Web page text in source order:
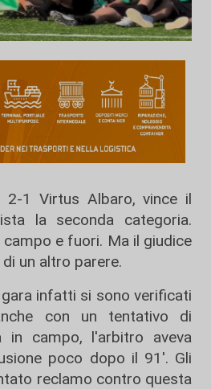
2-1 Virtus Albaro, vince il
la seconda categoria.
e fuori. Ma il giudice
un altro parere.
infatti si sono verificati
con un tentativo di
in campo, l'arbitro aveva
poco dopo il 91'. Gli
reclamo contro questa